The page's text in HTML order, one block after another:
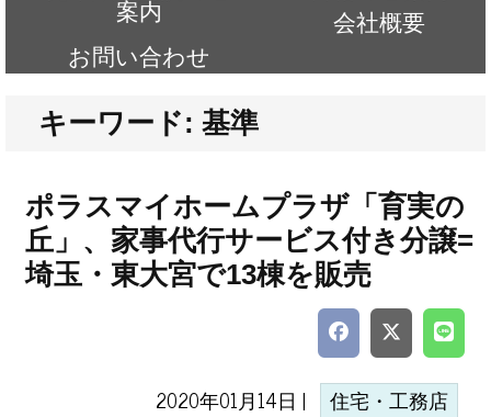
案内
会社概要
お問い合わせ
キーワード: 基準
ポラスマイホームプラザ「育実の
丘」、家事代行サービス付き分譲=
埼玉・東大宮で13棟を販売
2020年01月14日 | 住宅・工務店